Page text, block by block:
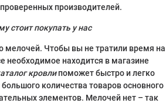
производителей.
стоит покупать у нас
мелочей. Чтобы вы не тратили время на
необходимое находится в магазине
кровлипоможет быстро и легко
количества товаров основного
элементов. Мелочей нет – так